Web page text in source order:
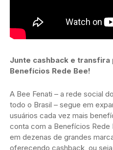
Junte cashback e transfira
Benefícios Rede Bee!
A Bee Fenati – a rede social
todo o Brasil – segue em
usuários cada vez mais
conta com a Benefícios
em dezenas de grandes
oferecendo cashback, ou